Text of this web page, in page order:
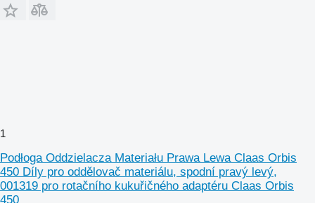
1
Podłoga Oddzielacza Materiału Prawa Lewa Claas Orbis
450 Díly pro oddělovač materiálu, spodní pravý levý,
001319 pro rotačního kukuřičného adaptéru Claas Orbis
450